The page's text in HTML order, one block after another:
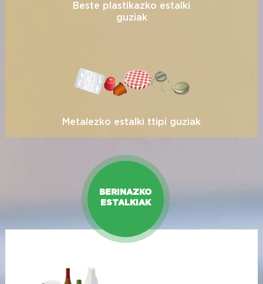
Beste plastikazko estalki
guziak
Metalezko estalki ttipi guziak
BERINAZKO
ESTALKIAK